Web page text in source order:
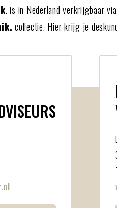
. is in Nederland verkrijgbaar
collectie. Hier krijg je